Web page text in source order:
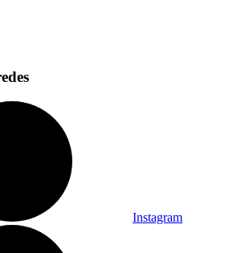
Instagram